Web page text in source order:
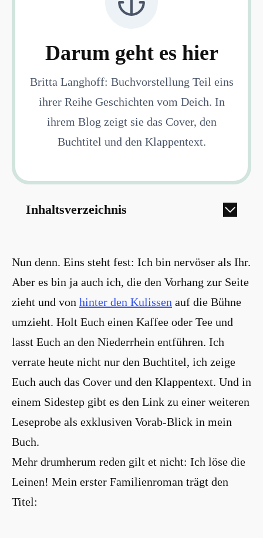
Darum geht es hier
Britta Langhoff: Buchvorstellung Teil eins
ihrer Reihe Geschichten vom Deich. In
ihrem Blog zeigt sie das Cover, den
Buchtitel und den Klappentext.
Inhaltsverzeichnis
Nun denn. Eins steht fest: Ich bin nervöser als Ihr.
Aber es bin ja auch ich, die den Vorhang zur Seite
zieht und von hinter den Kulissen auf die Bühne
umzieht. Holt Euch einen Kaffee oder Tee und
lasst Euch an den Niederrhein entführen. Ich
verrate heute nicht nur den Buchtitel, ich zeige
Euch auch das Cover und den Klappentext. Und in
einem Sidestep gibt es den Link zu einer weiteren
Leseprobe als exklusiven Vorab-Blick in mein
Buch.
Mehr drumherum reden gilt et nicht: Ich löse die
Leinen! Mein erster Familienroman trägt den
Titel: